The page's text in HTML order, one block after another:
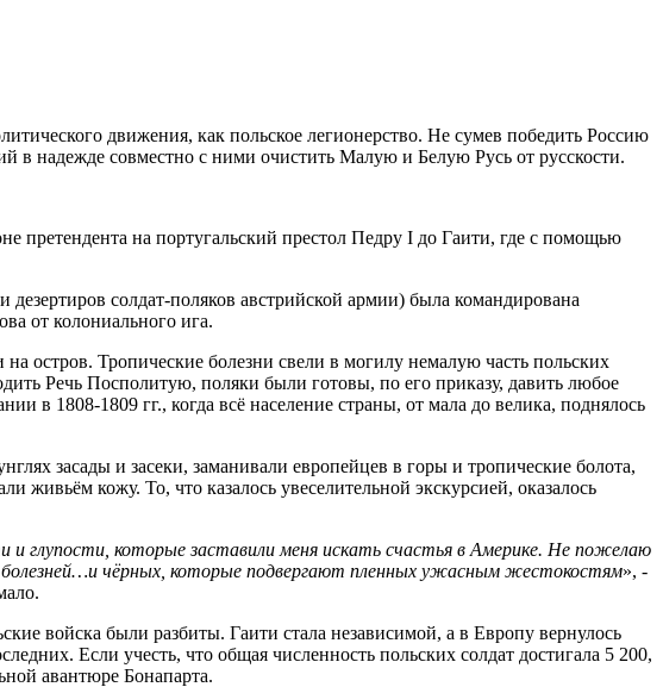
движения, как польское легионерство. Не сумев победить Россию
в надежде совместно с ними очистить Малую и Белую Русь от русскости.
претендента на португальский престол Педру I до Гаити, где с помощью
солдат-поляков австрийской армии) была командирована
от колониального ига.
остров. Тропические болезни свели в могилу немалую часть польских
Речь Посполитую, поляки были готовы, по его приказу, давить любое
в 1808-1809 гг., когда всё население страны, от мала до велика, поднялось
засады и засеки, заманивали европейцев в горы и тропические болота,
кожу. То, что казалось увеселительной экскурсией, оказалось
и глупости, которые заставили меня искать счастья в Америке. Не пожелаю
болезней…и чёрных, которые подвергают пленных ужасным жестокостям», -
войска были разбиты. Гаити стала независимой, а в Европу вернулось
Если учесть, что общая численность польских солдат достигала 5 200,
авантюре Бонапарта.